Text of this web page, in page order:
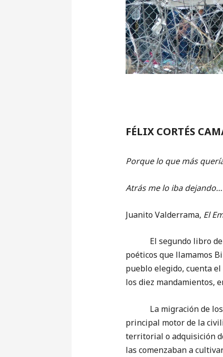
FÉLIX CORTÉS
Porque lo que más
Atrás me lo iba dejando…
Juanito Valderrama, El
El segundo libro de
poéticos que llamamos
pueblo elegido, cuenta
los diez mandamientos,
La migración de los
principal motor de la
territorial o adquisición
las comenzaban a